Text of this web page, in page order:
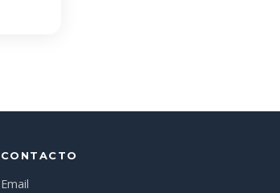
CONTACTO
Email